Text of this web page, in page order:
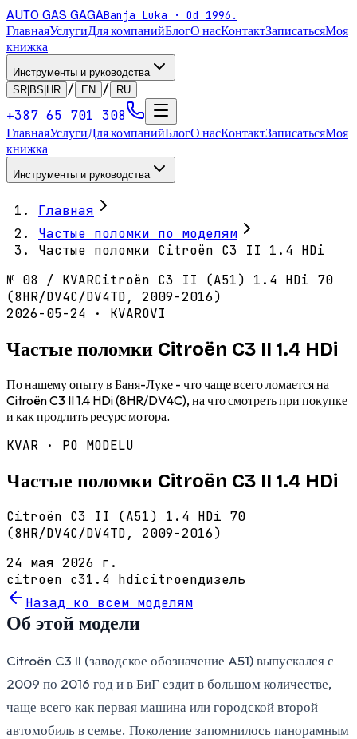
AUTO GAS GAGABanja Luka · Od 1996.
ГлавнаяУслугиДля компанийБлогО насКонтактЗаписатьсяМоя
книжка
Инструменты и руководства
SR|BS|HR
/ EN / RU
+387 65 701 308
ГлавнаяУслугиДля компанийБлогО насКонтактЗаписатьсяМоя
книжка
Инструменты и руководства
Главная
Частые поломки по моделям
Частые поломки Citroën C3 II 1.4 HDi
№ 08 / KVARCitroën C3 II (A51) 1.4 HDi 70
(8HR/DV4C/DV4TD, 2009-2016)
2026-05-24 · KVAROVI
Частые поломки Citroën C3 II 1.4 HDi
По нашему опыту в Баня-Луке - что чаще всего ломается на
Citroën C3 II 1.4 HDi (8HR/DV4C), на что смотреть при покупке
и как продлить ресурс мотора.
KVAR · PO MODELU
Частые поломки Citroën C3 II 1.4 HDi
Citroën C3 II (A51) 1.4 HDi 70
(8HR/DV4C/DV4TD, 2009-2016)
24 мая 2026 г.
citroen c31.4 hdicitroenдизель
Назад ко всем моделям
Об этой модели
Citroën C3 II (заводское обозначение A51) выпускался с
2009 по 2016 год и в БиГ ездит в большом количестве,
чаще всего как первая машина или городской второй
автомобиль в семье. Поколение запомнилось панорамным